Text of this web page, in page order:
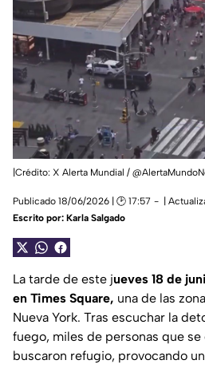
|Crédito: X Alerta Mundial /
Publicado 18/06/2026 | 🕑 17:57 |
Escrito por: Karla Salgado
La tarde de este jueves 18 de
en Times Square, una de las
Nueva York. Tras escuchar la
fuego, miles de personas que
buscaron refugio, provocando